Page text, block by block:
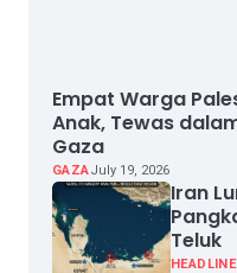
Empat Warga
Anak, Tewas
Gaza
GAZAJuly 19, 2026
Iran
Teluk
HEADLINE